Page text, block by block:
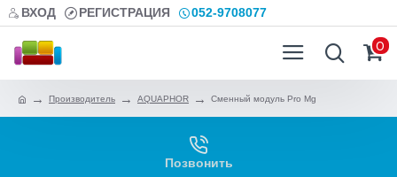
ВХОД РЕГИСТРАЦИЯ 052-9708077
0
Производитель AQUAPHOR Сменный модуль Pro Mg
Позвонить